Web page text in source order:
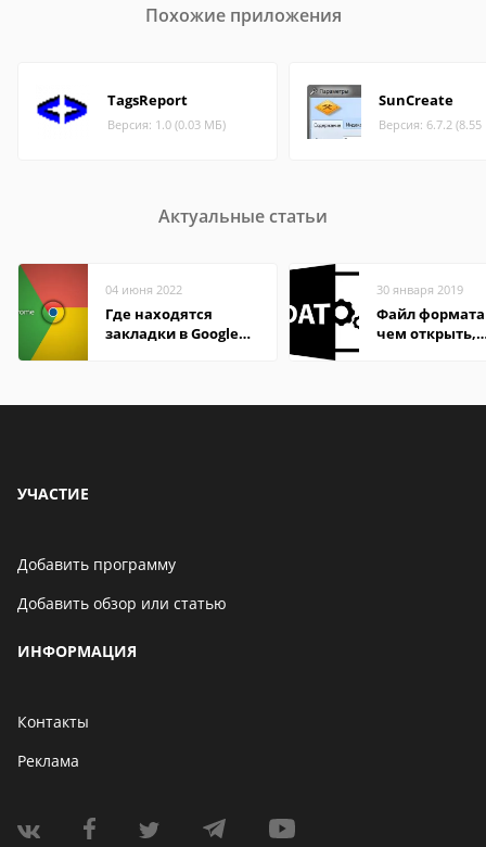
Похожие приложения
TagsReport
Версия: 1.0 (0.03 МБ)
SunCreate
Версия: 6.7.2
Актуальные статьи
04 июня 2022
Где находятся
закладки в Google
30 января 2019
Файл формата
чем открыть,
УЧАСТИЕ
Добавить программу
Добавить обзор или статью
ИНФОРМАЦИЯ
Контакты
Реклама